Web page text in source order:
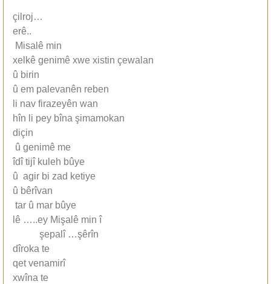
çilroj…
erê..
Misalê min
xelkê genimê xwe xistin çewalan
û birin
û em palevanên reben
li nav firazeyên wan
hîn li pey bîna şimamokan
diçin
û genimê me
îdî tijî kuleh bûye
û agir bi zad ketiye
û bêrîvan
tar û mar bûye
lê …..ey Mişalê min î
şepalî …şêrîn
dîroka te
qet venamirî
xwîna te